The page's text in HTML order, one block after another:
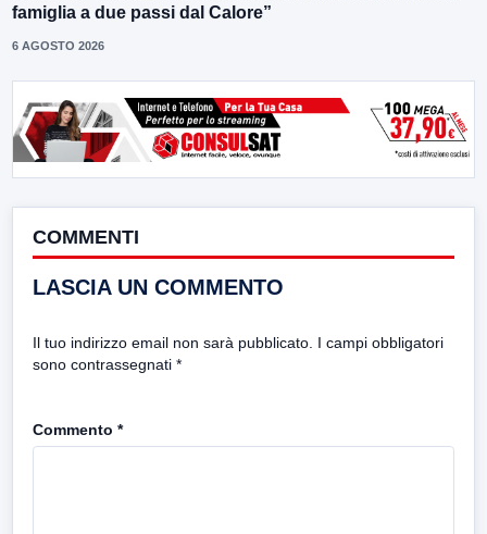
famiglia a due passi dal Calore”
6 AGOSTO 2026
COMMENTI
LASCIA UN COMMENTO
Il tuo indirizzo email non sarà pubblicato. I campi obbligatori
sono contrassegnati *
Commento *